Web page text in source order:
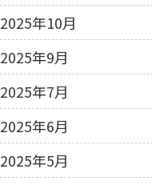
2025年10月
2025年9月
2025年7月
2025年6月
2025年5月